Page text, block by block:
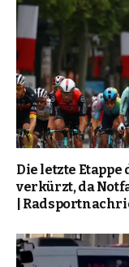
Die letzte Etappe
verkürzt, da
|